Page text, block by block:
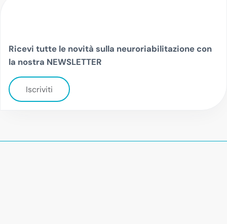
Ricevi tutte le novità sulla neuroriabilitazione con
la nostra NEWSLETTER
Iscriviti